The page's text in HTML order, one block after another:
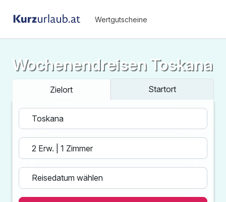
Wertgutscheine
Wochenendreisen Toskana
Zielort Startort